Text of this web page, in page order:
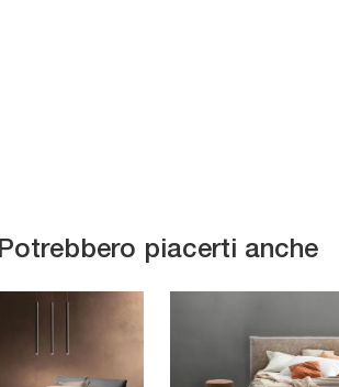
Potrebbero piacerti anche